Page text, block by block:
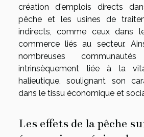
création d'emplois directs
pêche et les usines de
indirects, comme ceux dans
commerce liés au secteur.
nombreuses
intrinsèquement liée à la
halieutique, soulignant son
dans le tissu économique et
Les effets de la pêche